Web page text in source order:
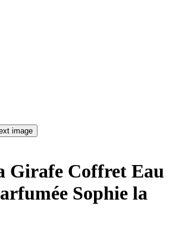
image
Girafe Coffret Eau
Sophie la